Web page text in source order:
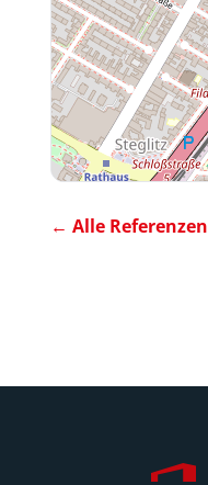
← Alle Referenzen